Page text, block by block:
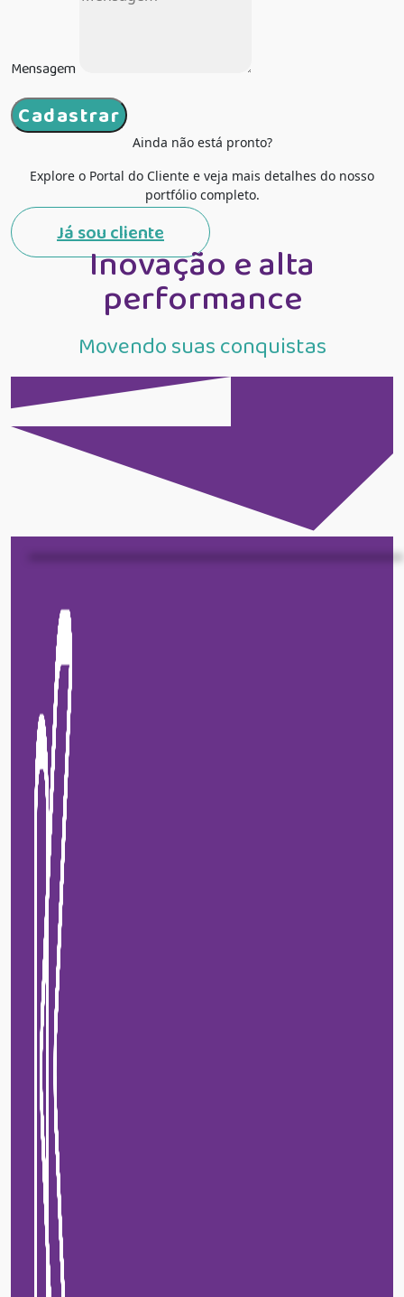
Mensagem
Cadastrar
Ainda não está pronto?
Explore o Portal do Cliente e veja mais detalhes do nosso
portfólio completo.
Já sou cliente
Inovação e alta
performance
Movendo suas conquistas